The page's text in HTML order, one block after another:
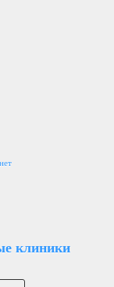
клиники